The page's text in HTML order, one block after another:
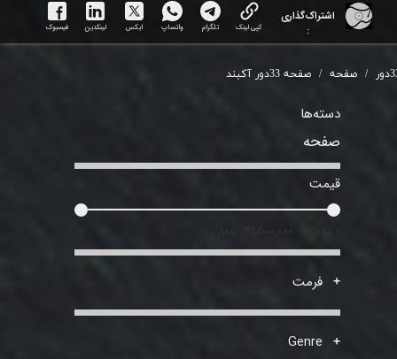
اشتراک‌گذاری
:
کپی لینک تلگرام واتساپ ایکس لینکدین فیسبوک
صفحه صفحه 33دور آکبند
دسته‌ها
صفحه
قیمت
فرمت
Genre